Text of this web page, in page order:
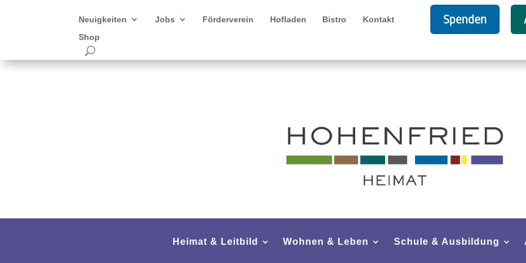
Neuigkeiten Jobs Förderverein Hofladen Bistro
Kontakt
Shop
Spenden
Heimat & Leitbild Wohnen & Leben Schule & Ausbildung